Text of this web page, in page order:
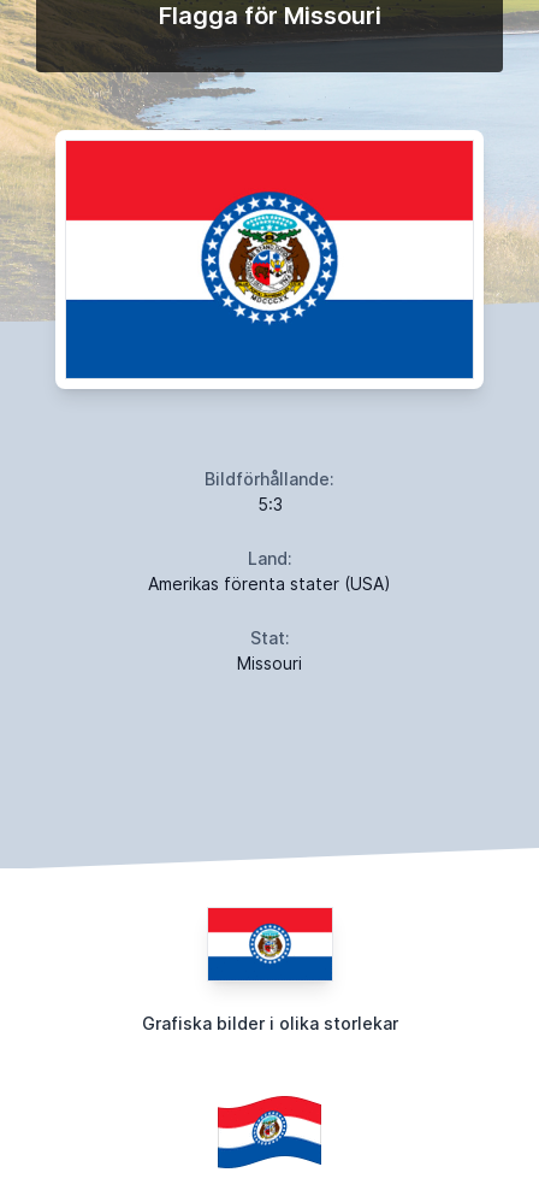
Flagga för Missouri
Bildförhållande:
5:3
Land:
Amerikas förenta stater (USA)
Stat:
Missouri
Grafiska bilder i olika storlekar